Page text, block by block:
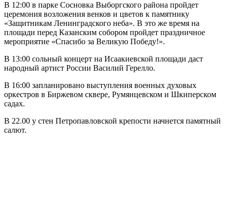
В 12:00 в парке Сосновка Выборгского района пройдет
церемония возложения венков и цветов к памятнику
«Защитникам Ленинградского неба». В это же время на
площади перед Казанским собором пройдет праздничное
мероприятие «Спасибо за Великую Победу!».
В 13:00 сольный концерт на Исаакиевской площади даст
народный артист России Василий Герелло.
В 16:00 запланировано выступления военных духовых
оркестров в Биржевом сквере, Румянцевском и Шкиперском
садах.
В 22.00 у стен Петропавловской крепости начнется памятный
салют.